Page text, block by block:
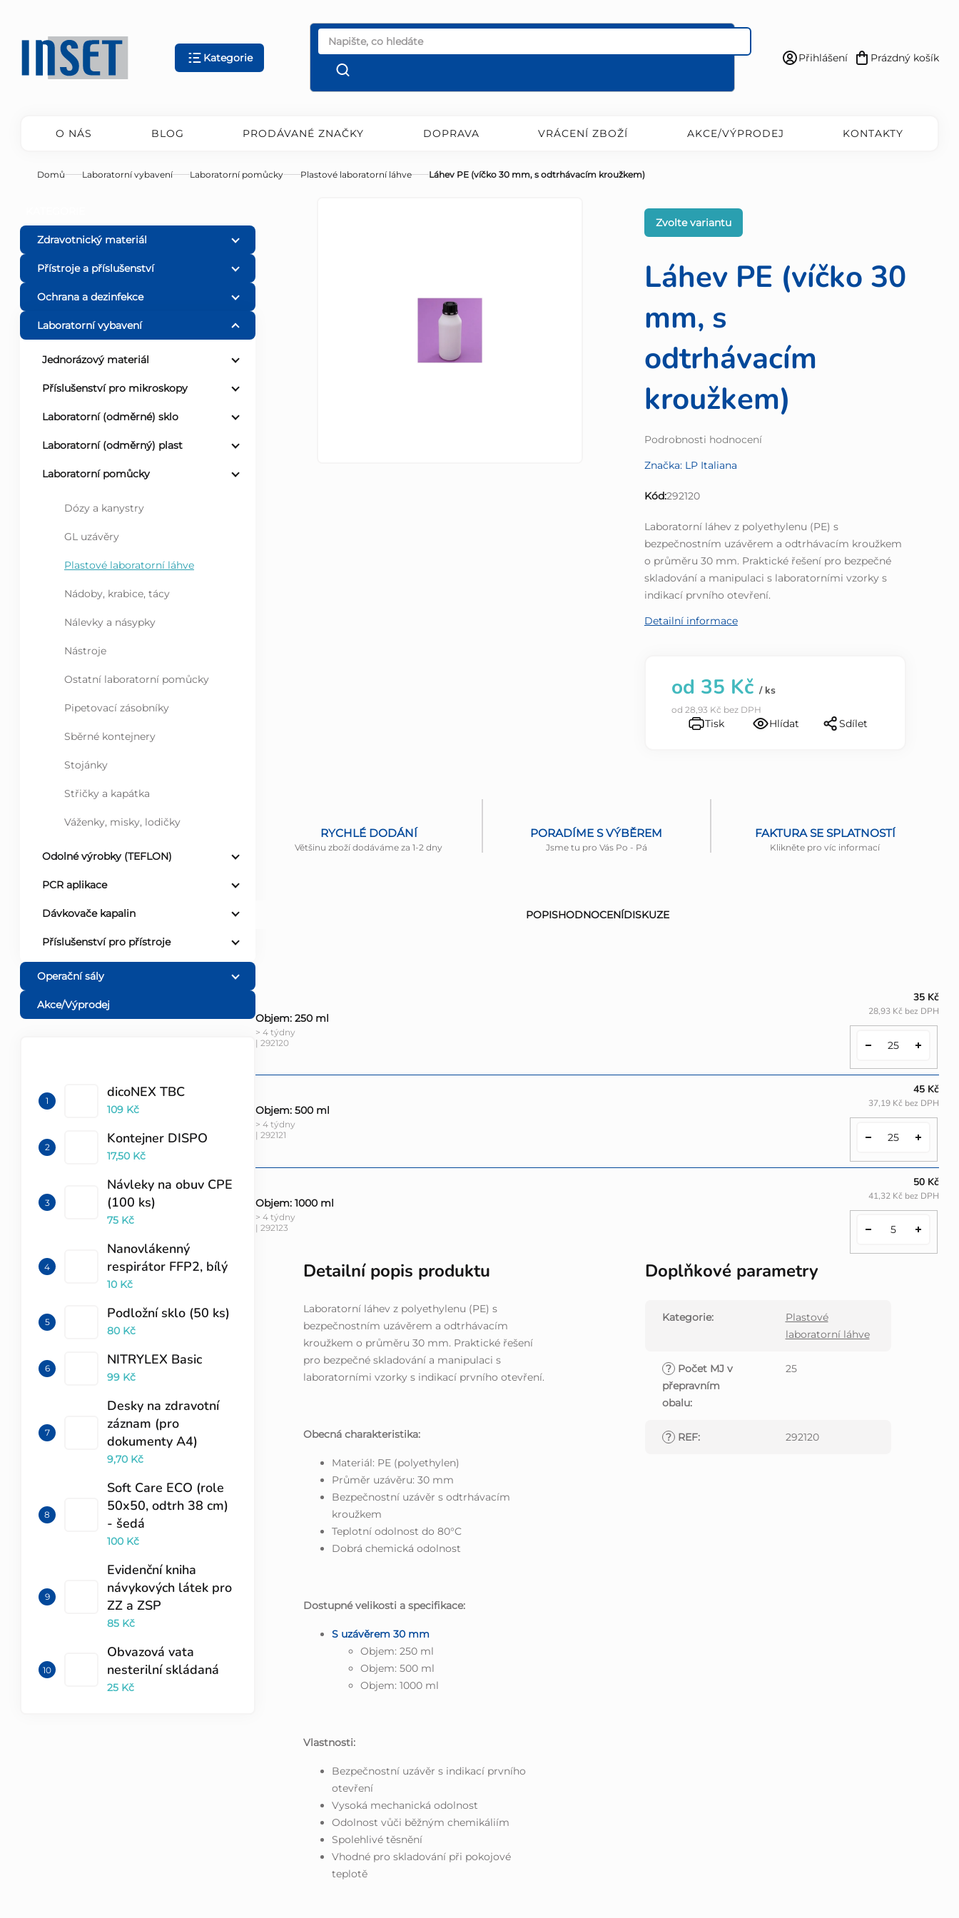
obsah
Kategorie
Přihlášení
Nákupní
Prázdný košík
O NÁS BLOG PRODÁVANÉ ZNAČKY DOPRAVA VRÁCENÍ ZBOŽÍ AKCE/VÝPRODEJ KONTAKTY
Domů Laboratorní vybavení Laboratorní pomůcky Plastové laboratorní láhve Láhev PE (víčko 30 mm, s odtrhávacím kroužkem)
o
s
t
Zdravotnický materiál
Přístroje a příslušenství
Ochrana a dezinfekce
Laboratorní vybavení
Jednorázový materiál
Příslušenství pro mikroskopy
Laboratorní (odměrné) sklo
Laboratorní (odměrný) plast
Laboratorní pomůcky
Dózy a kanystry
GL uzávěry
Plastové laboratorní láhve
Nádoby, krabice, tácy
Nálevky a násypky
Nástroje
Ostatní laboratorní pomůcky
Pipetovací zásobníky
Sběrné kontejnery
Stojánky
Střičky a kapátka
Váženky, misky, lodičky
Odolné výrobky (TEFLON)
PCR aplikace
Dávkovače kapalin
Příslušenství pro přístroje
Operační sály
Akce/Výprodej
dicoNEX TBC
109 Kč
Kontejner DISPO
17,50 Kč
Návleky na obuv CPE
(100 ks)
75 Kč
Nanovlákenný
respirátor FFP2, bílý
10 Kč
Podložní sklo (50 ks)
80 Kč
NITRYLEX Basic
99 Kč
Desky na zdravotní
záznam (pro
dokumenty A4)
9,70 Kč
Soft Care ECO (role
50x50, odtrh 38 cm)
- šedá
100 Kč
Evidenční kniha
návykových látek pro
ZZ a ZSP
85 Kč
Obvazová vata
nesterilní skládaná
25 Kč
Láhev PE (víčko 30
mm, s
odtrhávacím
kroužkem)
Průměrné
produktu
0,0
hvězdiček.
Podrobnosti hodnocení
Značka: LP Italiana
Kód:292120
Zvolte variantu
Laboratorní láhev z polyethylenu (PE) s
bezpečnostním uzávěrem a odtrhávacím kroužkem
o průměru 30 mm. Praktické řešení pro bezpečné
skladování a manipulaci s laboratorními vzorky s
indikací prvního otevření.
Detailní informace
od 35 Kč / ks
od 28,93 Kč bez DPH
Tisk Hlídat Sdílet
RYCHLÉ DODÁNÍ
Většinu zboží dodáváme za 1-2 dny
PORADÍME S VÝBĚREM
Jsme tu pro Vás Po - Pá
FAKTURA SE SPLATNOSTÍ
Klikněte pro víc informací
POPISHODNOCENÍDISKUZE
Objem: 250 ml
> 4 týdny
| 292120
35 Kč
28,93 Kč bez DPH
Objem: 500 ml
> 4 týdny
| 292121
45 Kč
37,19 Kč bez DPH
Objem: 1000 ml
> 4 týdny
| 292123
50 Kč
41,32 Kč bez DPH
Detailní popis produktu
Laboratorní láhev z polyethylenu (PE) s
bezpečnostním uzávěrem a odtrhávacím
kroužkem o průměru 30 mm. Praktické řešení
pro bezpečné skladování a manipulaci s
laboratorními vzorky s indikací prvního otevření.
Obecná charakteristika:
Materiál: PE (polyethylen)
Průměr uzávěru: 30 mm
Bezpečnostní uzávěr s odtrhávacím
kroužkem
Teplotní odolnost do 80°C
Dobrá chemická odolnost
Dostupné velikosti a specifikace:
S uzávěrem 30 mm
Objem: 250 ml
Objem: 500 ml
Objem: 1000 ml
Vlastnosti:
Bezpečnostní uzávěr s indikací prvního
otevření
Vysoká mechanická odolnost
Odolnost vůči běžným chemikáliím
Spolehlivé těsnění
Vhodné pro skladování při pokojové
teplotě
Doplňkové parametry
Kategorie:
Plastové
laboratorní láhve
? Počet MJ v
přepravním
obalu:
25
? REF: 292120